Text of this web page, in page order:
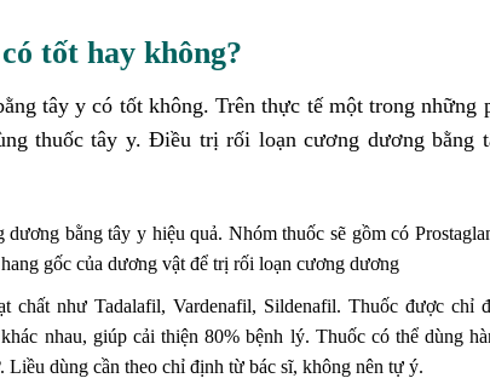
tốt hay không?
tây y có tốt không. Trên thực tế một trong những
thuốc tây y. Điều trị rối loạn cương dương bằng
bằng tây y hiệu quả. Nhóm thuốc sẽ gồm có
gốc của dương vật để trị rối loạn cương dương
như Tadalafil, Vardenafil, Sildenafil. Thuốc được chỉ
nhau, giúp cải thiện 80% bệnh lý. Thuốc có thể dùng
dùng cần theo chỉ định từ bác sĩ, không nên tự ý.